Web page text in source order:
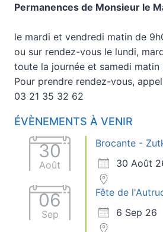
Permanences de Monsieur le
le mardi et vendredi matin de
ou sur rendez-vous le lundi,
toute la journée et samedi matin
Pour prendre rendez-vous,
03 21 35 32 62
ÉVÈNEMENTS À VENIR
30
Août
Brocante -
30 Août
06
Sep
Fête de
6 Sep 26